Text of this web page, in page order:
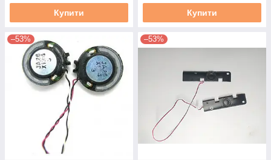
Купити Купити
–53% –53%